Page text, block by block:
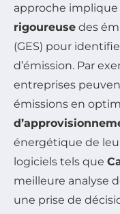
approche implique
rigoureuse des
(GES) pour
d’émission. Par
entreprises
émissions en
énergétique de
logiciels tels que
meilleure analyse
une prise de